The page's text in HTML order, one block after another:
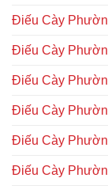
Điếu Cày
Điếu Cày
Điếu Cày
Điếu Cày
Điếu Cày
Điếu Cày